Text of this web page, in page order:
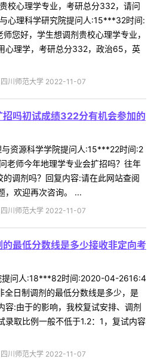
校心理学专业，考研总分332，请问
心理科学研究院提问人:15***32时间:
您好，学生想调剂贵校心理学专业，
心理学，考研总分332，政治65，英
川师范大学 2022-11-07
吗初试成绩322分有机会参加的
资源科学学院提问人:15***22时间:2
师今年地理学专业会扩招吗？往年
调剂吗？回复内容:请在此网站查阅
，欢迎再次咨询。 ...
川师范大学 2022-11-07
最低分数线是多少接收非定向考
提问人:18***82时间:2020-04-2616:4
全日制调剂的最低分数线是多少，是
容:由于的影响，我校复试安排、调剂
录取比例一般不低于1.2：1，复试内容
川师范大学 2022-11-07